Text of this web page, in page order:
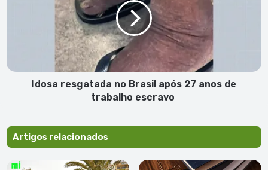
trabalho
escravoIdosa resgatada no Brasil após 27 anos de
trabalho escravo
Artigos relacionados